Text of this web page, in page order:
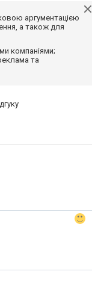
аргументацією
а також для
компаніями;
та